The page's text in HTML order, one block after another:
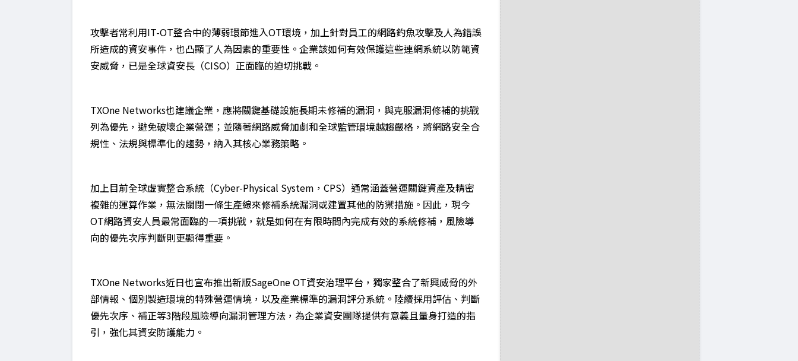
攻擊者常利用IT-OT整合中的薄弱環節進入OT環境，加上針對員工的網路釣魚攻擊及人為錯誤
所造成的資安事件，也凸顯了人為因素的重要性。企業該如何有效保護這些連網系統以防範資
安威脅，已是全球資安長（CISO）正面臨的迫切挑戰。
TXOne Networks也建議企業，應將關鍵基礎設施長期未修補的漏洞，與克服漏洞修補的挑戰
列為優先，避免破壞企業營運；並隨著網路威脅加劇和全球監管環境越趨嚴格，將網路安全合
規性、法規與標準化的趨勢，納入其核心業務策略。
加上目前全球虛實整合系統（Cyber-Physical System，CPS）通常涵蓋營運關鍵資產及精密
複雜的運算作業，無法關閉一條生產線來修補系統漏洞或建置其他的防禦措施。因此，現今
OT網路資安人員最常面臨的一項挑戰，就是如何在有限時間內完成有效的系統修補，風險導
向的優先次序判斷則更顯得重要。
TXOne Networks近日也宣布推出新版SageOne OT資安治理平台，獨家整合了新興威脅的外
部情報、個別製造環境的特殊營運情境，以及產業標準的漏洞評分系統。陸續採用評估、判斷
優先次序、補正等3階段風險導向漏洞管理方法，為企業資安團隊提供有意義且量身打造的指
引，強化其資安防護能力。